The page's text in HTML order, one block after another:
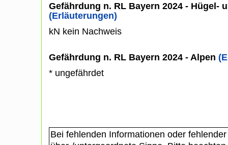
Gefährdung n. RL Bayern 2024 - Hügel-
(Erläuterungen)
kN kein Nachweis
Gefährdung n. RL Bayern 2024 - Alpen
* ungefährdet
Bei fehlenden Informationen oder